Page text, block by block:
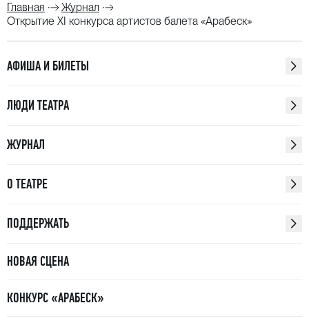
Главная
Журнал
Открытие XI конкурса артистов балета «Арабеск»
АФИША И БИЛЕТЫ
ЛЮДИ ТЕАТРА
ЖУРНАЛ
О ТЕАТРЕ
ПОДДЕРЖАТЬ
НОВАЯ СЦЕНА
КОНКУРС «АРАБЕСК»